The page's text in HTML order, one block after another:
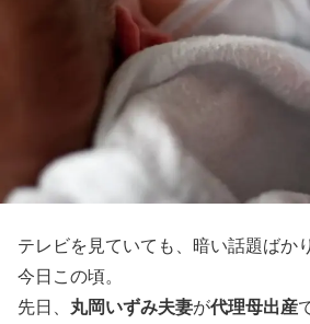
テレビを見ていても、暗い話題ばか
今日この頃。
先日、 丸岡いずみ夫妻が代理母出産